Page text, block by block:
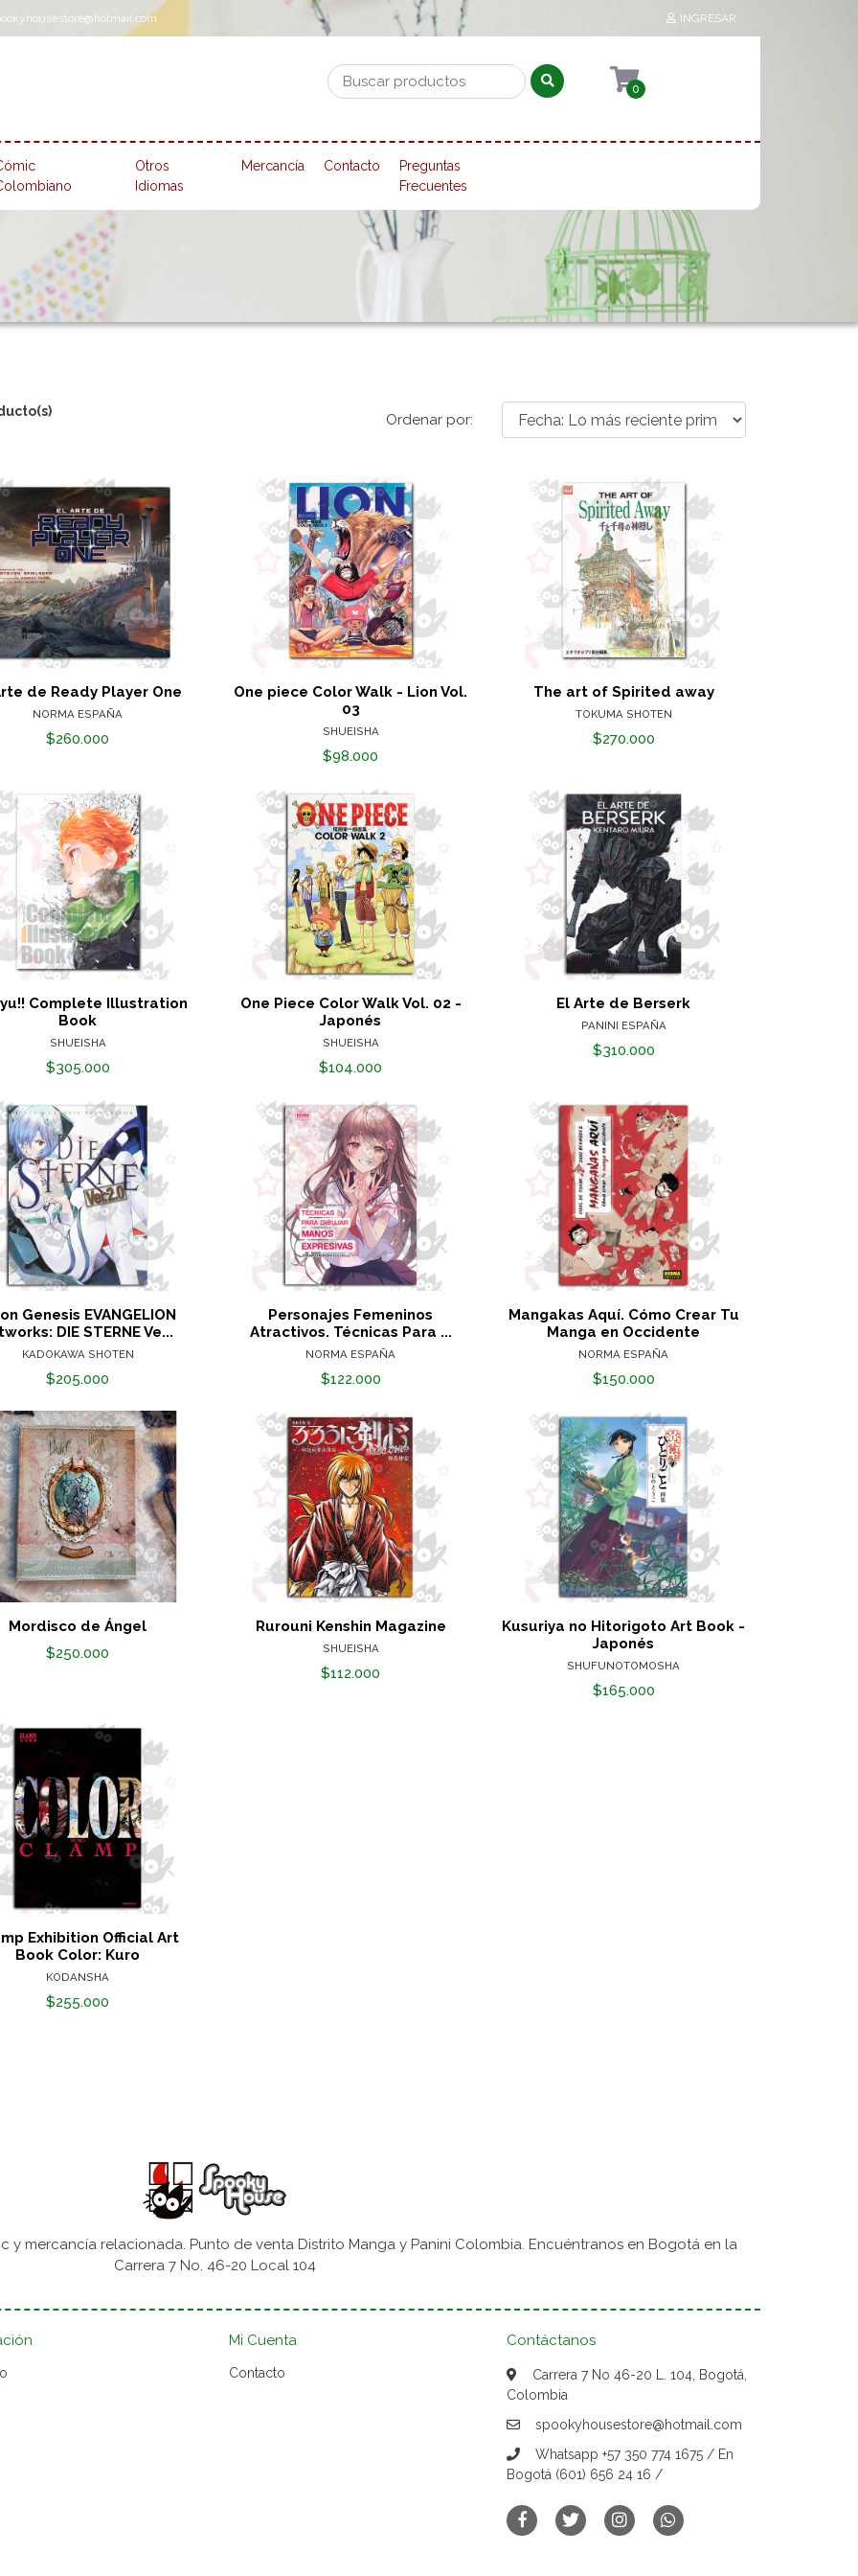
INGRESAR
0
Otros
Idiomas
Mercancía Contacto
Preguntas
Frecuentes
Ordenar por:
de Ready Player One
NORMA ESPAÑA
$260.000
One piece Color Walk - Lion Vol.
03
SHUEISHA
$98.000
The art of Spirited away
TOKUMA SHOTEN
$270.000
Complete Illustration
Book
SHUEISHA
$305.000
One Piece Color Walk Vol. 02 -
Japonés
SHUEISHA
$104.000
El Arte de Berserk
PANINI ESPAÑA
$310.000
Genesis EVANGELION
DIE STERNE Ve...
KADOKAWA SHOTEN
$205.000
Personajes Femeninos
Atractivos. Técnicas Para ...
NORMA ESPAÑA
$122.000
Mangakas Aquí. Cómo Crear Tu
Manga en Occidente
NORMA ESPAÑA
$150.000
Mordisco de Ángel
$250.000
Rurouni Kenshin Magazine
SHUEISHA
$112.000
Kusuriya no Hitorigoto Art Book -
Japonés
SHUFUNOTOMOSHA
$165.000
Exhibition Official Art
Book Color: Kuro
KODANSHA
$255.000
y mercancía relacionada. Punto de venta Distrito Manga y Panini Colombia. Encuéntranos en Bogotá en la
Carrera 7 No. 46-20 Local 104
Mi Cuenta
Contacto
Contáctanos
Carrera 7 No 46-20 L. 104, Bogotá,
Colombia
spookyhousestore@hotmail.com
Whatsapp +57 350 774 1675 / En
Bogotá (601) 656 24 16 /